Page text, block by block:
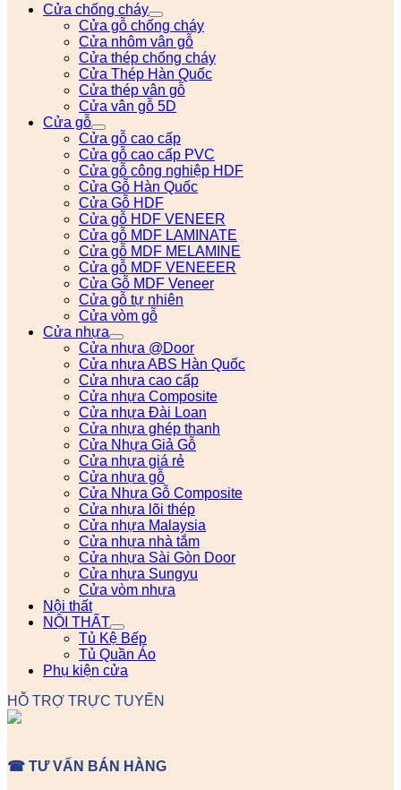
Cửa chống cháy
Cửa gỗ chống cháy
Cửa nhôm vân gỗ
Cửa thép chống cháy
Cửa Thép Hàn Quốc
Cửa thép vân gỗ
Cửa vân gỗ 5D
Cửa gỗ
Cửa gỗ cao cấp
Cửa gỗ cao cấp PVC
Cửa gỗ công nghiệp HDF
Cửa Gỗ Hàn Quốc
Cửa Gỗ HDF
Cửa gỗ HDF VENEER
Cửa gỗ MDF LAMINATE
Cửa gỗ MDF MELAMINE
Cửa gỗ MDF VENEEER
Cửa Gỗ MDF Veneer
Cửa gỗ tự nhiên
Cửa vòm gỗ
Cửa nhựa
Cửa nhựa @Door
Cửa nhựa ABS Hàn Quốc
Cửa nhựa cao cấp
Cửa nhựa Composite
Cửa nhựa Đài Loan
Cửa nhựa ghép thanh
Cửa Nhựa Giả Gỗ
Cửa nhựa giá rẻ
Cửa nhựa gỗ
Cửa Nhựa Gỗ Composite
Cửa nhựa lõi thép
Cửa nhựa Malaysia
Cửa nhựa nhà tắm
Cửa nhựa Sài Gòn Door
Cửa nhựa Sungyu
Cửa vòm nhựa
Nội thất
NỘI THẤT
Tủ Kệ Bếp
Tủ Quần Áo
Phụ kiện cửa
HỖ TRỢ TRỰC TUYẾN
☎ TƯ VẤN BÁN HÀNG